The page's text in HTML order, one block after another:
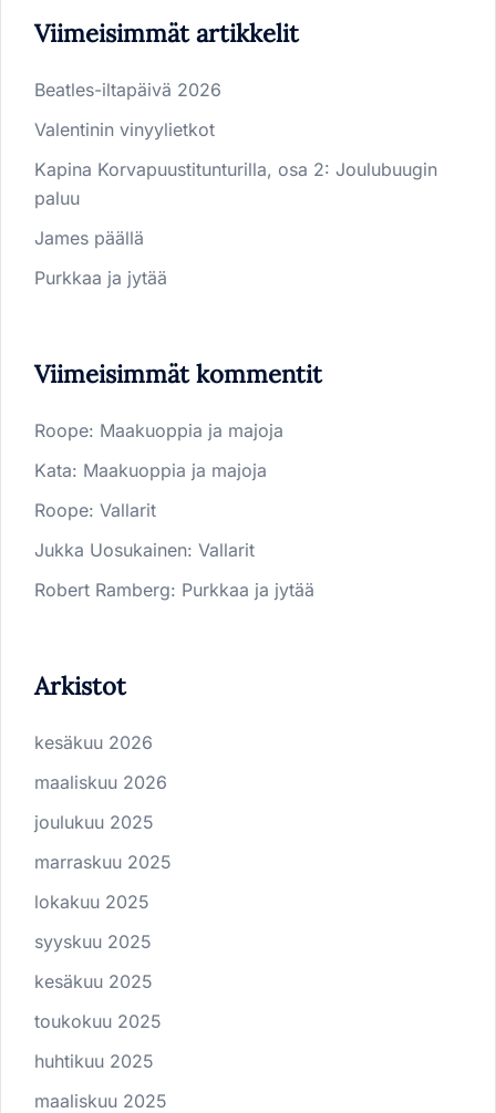
Viimeisimmät artikkelit
Beatles-iltapäivä 2026
Valentinin vinyylietkot
Kapina Korvapuustitunturilla, osa 2: Joulubuugin
paluu
James päällä
Purkkaa ja jytää
Viimeisimmät kommentit
Roope: Maakuoppia ja majoja
Kata: Maakuoppia ja majoja
Roope: Vallarit
Jukka Uosukainen: Vallarit
Robert Ramberg: Purkkaa ja jytää
Arkistot
kesäkuu 2026
maaliskuu 2026
joulukuu 2025
marraskuu 2025
lokakuu 2025
syyskuu 2025
kesäkuu 2025
toukokuu 2025
huhtikuu 2025
maaliskuu 2025